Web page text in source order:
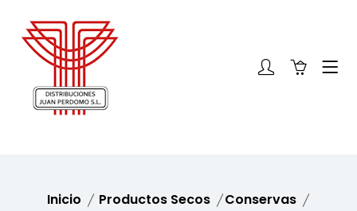
Inicio Productos Secos
Conservas